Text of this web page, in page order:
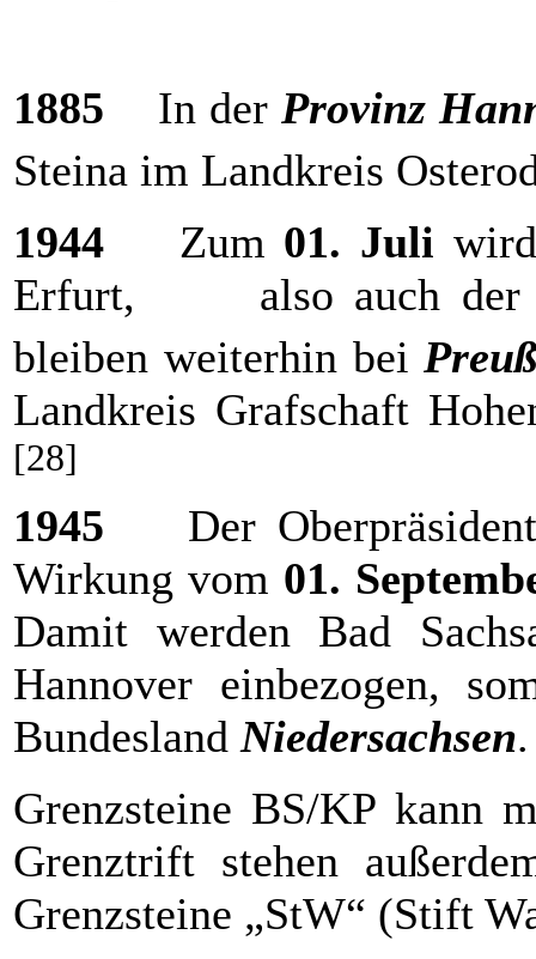
1885 In der Provinz
Steina im Landkreis
1944 Zum 01. Juli
Erfurt, also auch der
bleiben weiterhin bei
Landkreis Grafschaft
[28]
1945 Der
Wirkung vom 01.
Damit werden Bad
Hannover einbezogen,
Bundesland Niedersachsen.
Grenzsteine BS/KP kann
Grenztrift stehen
Grenzsteine „StW“ (Stift